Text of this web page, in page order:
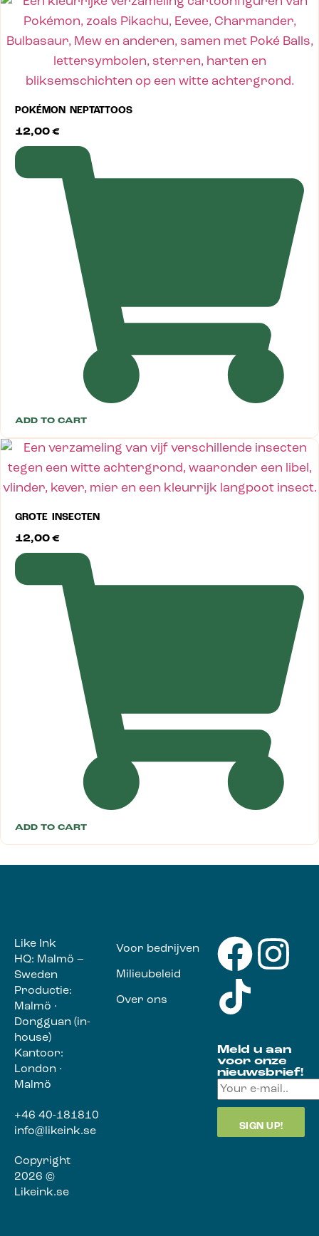
POKÉMON NEPTATTOOS
12,00 €
ADD TO CART
GROTE INSECTEN
12,00 €
ADD TO CART
Like Ink
HQ: Malmö –
Sweden
Productie:
Malmö ·
Dongguan (in-
house)
Kantoor:
London ·
Malmö
+46 40-181810
info@likeink.se
Copyright
2026 ©
Likeink.se
Voor bedrijven
Milieubeleid
Over ons
Meld u aan
voor onze
nieuwsbrief!